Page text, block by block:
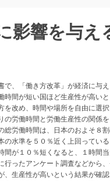
影響を与え
、「働き方改革」が経済に与
間が短い国ほど生産性が高いと
を改め、時間や場所を自由に選
の労働時間と労働生産性の関係
総労働時間は、日本のおよそ８
の水準を５０％近く上回っている
間が１０％短くなると、１時間
ったアンケート調査などから
生産性が高いという結果が確認